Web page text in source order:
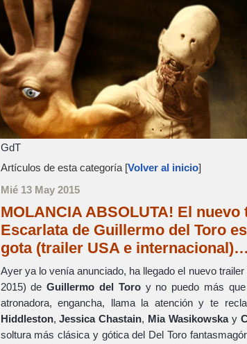
GdT
Artículos de esta categoría [Volver al inicio]
Mié 13 May 2015
MOLANCIA ABSOLUTA! El
Escarlata de Guillermo del Toro
gota (trailer USA e internacional)…
Ayer ya lo venía anunciado, ha llegado el nuevo trailer
2015) deGuillermo del Toroy no puedo más que
atronadora, engancha, llama la atención y te
Hiddleston,Jessica Chastain, Mia Wasikowskay
soltura más clásica y gótica del Del Toro